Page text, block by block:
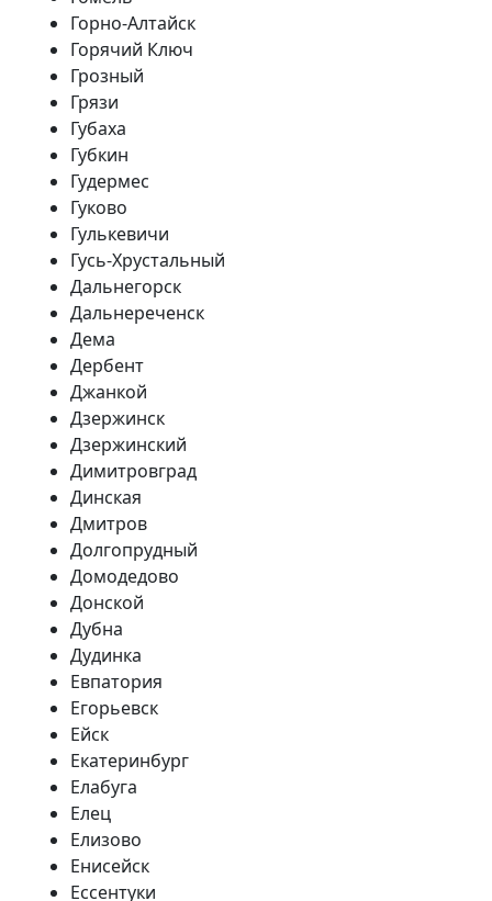
Горно-Алтайск
Горячий Ключ
Грозный
Грязи
Губаха
Губкин
Гудермес
Гуково
Гулькевичи
Гусь-Хрустальный
Дальнегорск
Дальнереченск
Дема
Дербент
Джанкой
Дзержинск
Дзержинский
Димитровград
Динская
Дмитров
Долгопрудный
Домодедово
Донской
Дубна
Дудинка
Евпатория
Егорьевск
Ейск
Екатеринбург
Елабуга
Елец
Елизово
Енисейск
Ессентуки